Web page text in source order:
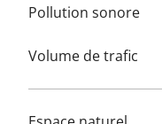
Pollution sonore
Volume de trafic